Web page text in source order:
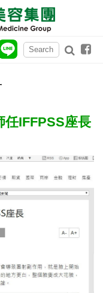
任IFFPSS座長